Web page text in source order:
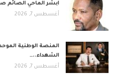
ابشر الماحي الصائم
أغسطس 7, 2026
المنصة الوطنية
الشهداء..…
أغسطس 7, 2026